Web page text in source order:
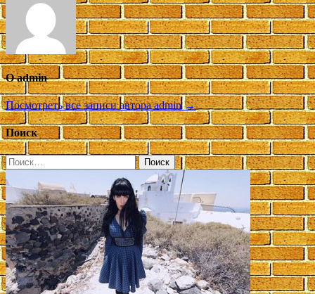
О admin
Посмотреть все записи автора admin →
Поиск
Найти: